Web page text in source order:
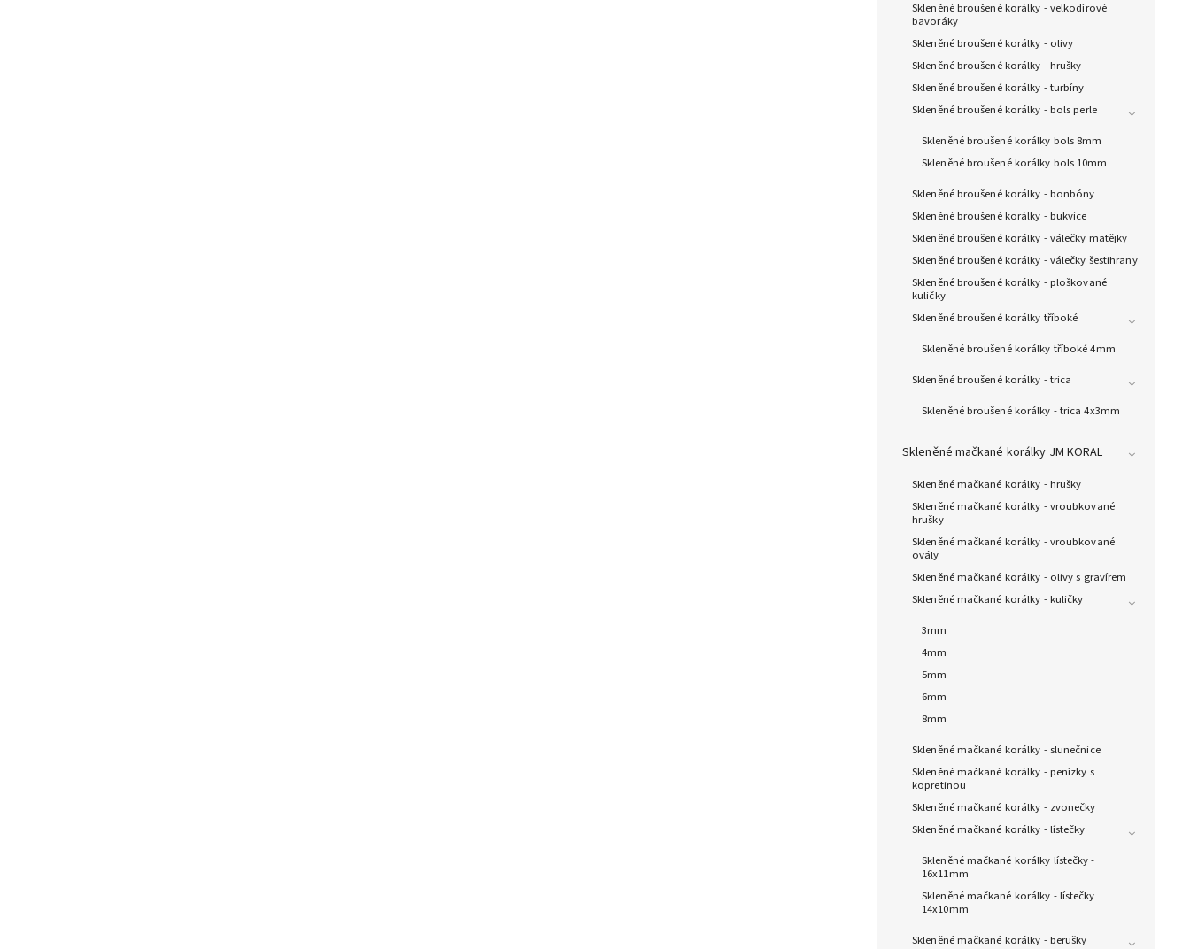
Skleněné broušené korálky - velkodírové
bavoráky
Skleněné broušené korálky - olivy
Skleněné broušené korálky - hrušky
Skleněné broušené korálky - turbíny
Skleněné broušené korálky - bols perle
Skleněné broušené korálky bols 8mm
Skleněné broušené korálky bols 10mm
Skleněné broušené korálky - bonbóny
Skleněné broušené korálky - bukvice
Skleněné broušené korálky - válečky matějky
Skleněné broušené korálky - válečky šestihrany
Skleněné broušené korálky - ploškované
kuličky
Skleněné broušené korálky tříboké
Skleněné broušené korálky tříboké 4mm
Skleněné broušené korálky - trica
Skleněné broušené korálky - trica 4x3mm
Skleněné mačkané korálky JM KORAL
Skleněné mačkané korálky - hrušky
Skleněné mačkané korálky - vroubkované
hrušky
Skleněné mačkané korálky - vroubkované
ovály
Skleněné mačkané korálky - olivy s gravírem
Skleněné mačkané korálky - kuličky
3mm
4mm
5mm
6mm
8mm
Skleněné mačkané korálky - slunečnice
Skleněné mačkané korálky - penízky s
kopretinou
Skleněné mačkané korálky - zvonečky
Skleněné mačkané korálky - lístečky
Skleněné mačkané korálky lístečky -
16x11mm
Skleněné mačkané korálky - lístečky
14x10mm
Skleněné mačkané korálky - berušky